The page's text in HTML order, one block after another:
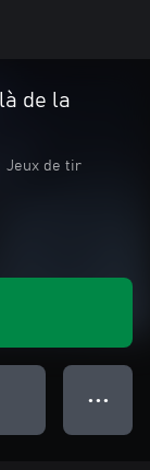
de la
Jeux de tir
● ● ●